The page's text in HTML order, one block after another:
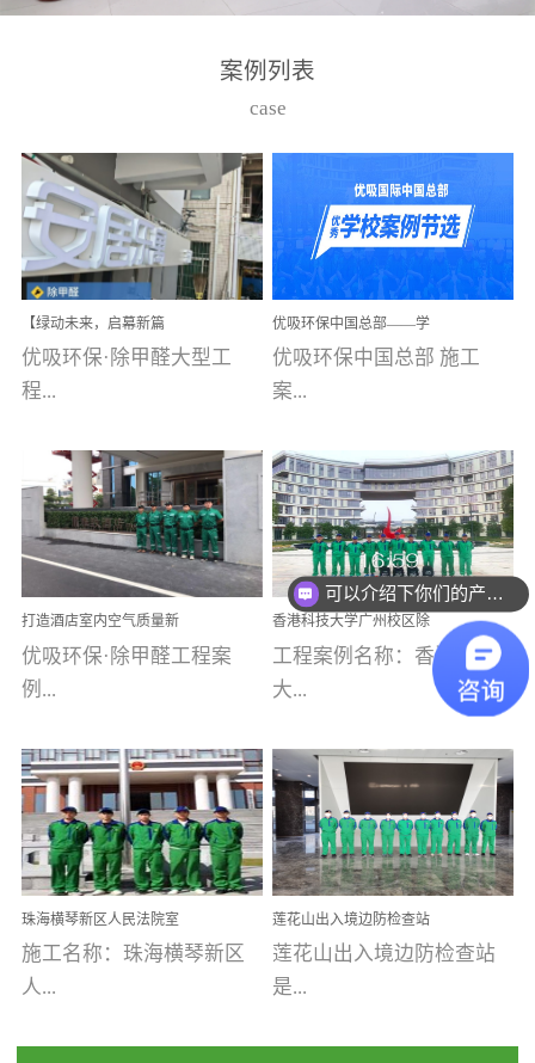
高技能的团队。汇聚了众
取得了多项产品技术专利
和多项国家版权局著作
权，获得高新技术企业称
号。生产优势自主生产自
给自足，优吸公司于2015
在广州番禺区成功建立产
品线生产基地，工厂拥有
自动化生产设备和成熟的
选择源头源材料、严控产
品质量，我们每一批的生
产产品都经过严格的质检
程序；生产车间为优吸总
部和全国分支机构生产光
触媒、净醛王、祛味剂等
优吸系列产品，保质保量
完成生产任务，确保全国
求。资质优势团队优势分
支优势优吸环保是一棵正
茁壮成长的树，只要我们
人人都爱护她、珍惜她、
她将越来越枝繁叶茂，终
将会成为一棵参天大树！
优吸环保截止2020年拥有
全国600家网点分支机构。
案例列表
case
【绿动未来，启幕新篇
章】优吸环保中标深圳安
居乐寓，超大型工装室内
空气治理项目顺利启航，
优吸环保·除甲醛大型工
程...
案例【深圳安居乐寓】室
内空气治理项目深圳安居
乐寓 深圳市安居乐寓
为深圳安居集团旗下城...
优吸环保中国总部——学
校施工案例(节选)
优吸环保中国总部 施工
案...
例(学校工装节选)广州南沙
小学(珠江湾校区)项目地
址：广州市南沙区海滨路
南沙珠江湾江门市蓬江区
禾...
打造酒店室内空气质量新
标杆——优吸环保·标杆之
作：东莞美豪雅致酒店室
内空气治理工程纪实
优吸环保·除甲醛工程案
例...
【东莞美豪雅致酒店】室
内空气治理项目东莞美豪
雅致酒店 东莞美豪雅
致酒店是为中高端人士...
香港科技大学广州校区除
甲醛项目圆满完成
工程案例名称：香港科技
大...
学广州校区室内空气治
理 工程案例地址：广
州南沙区·香港科技大学(广
州)校区 工程案...
珠海横琴新区人民法院室
内除甲醛空气治理项目
施工名称：珠海横琴新区
人...
莲花山出入境边防检查站
室内除甲醛空气治理项目
莲花山出入境边防检查站
是...
可以介绍下你们的产品么